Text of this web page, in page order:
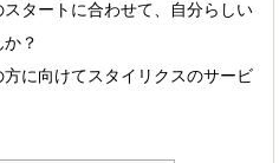
スタートに合わせて、自分らしい
？
に向けてスタイリクスのサービ